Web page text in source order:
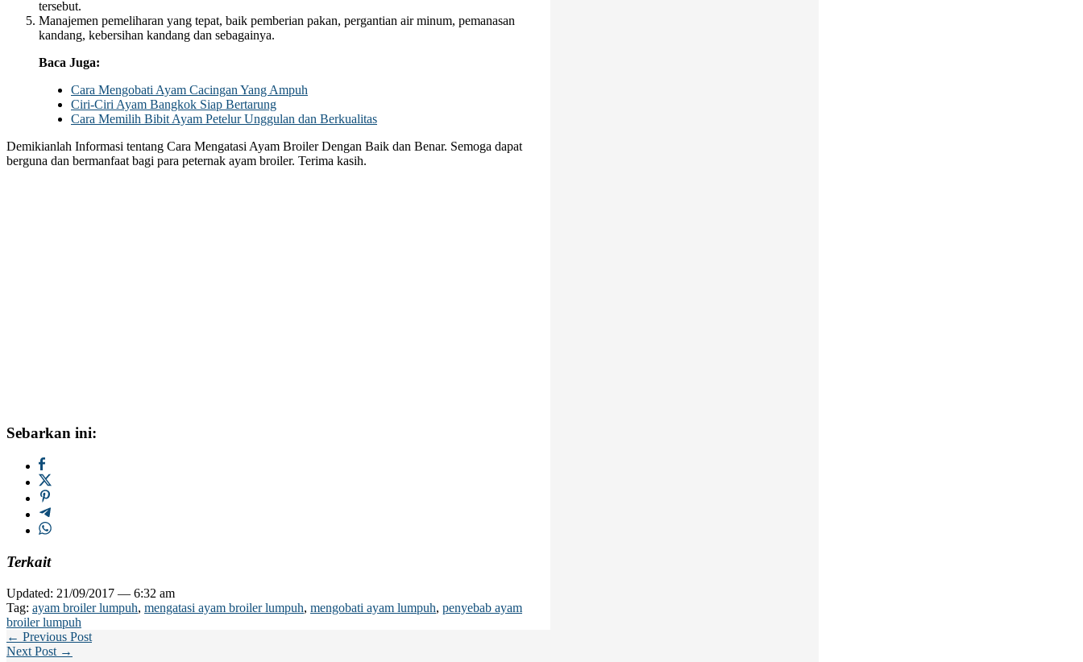
tersebut.
Manajemen pemeliharan yang tepat, baik pemberian pakan, pergantian air minum, pemanasan
kandang, kebersihan kandang dan sebagainya.
Baca Juga:
Cara Mengobati Ayam Cacingan Yang Ampuh
Ciri-Ciri Ayam Bangkok Siap Bertarung
Cara Memilih Bibit Ayam Petelur Unggulan dan Berkualitas
Demikianlah Informasi tentang Cara Mengatasi Ayam Broiler Dengan Baik dan Benar. Semoga dapat
berguna dan bermanfaat bagi para peternak ayam broiler. Terima kasih.
Sebarkan ini:
Terkait
Updated: 21/09/2017 — 6:32 am
Tag: ayam broiler lumpuh, mengatasi ayam broiler lumpuh, mengobati ayam lumpuh, penyebab ayam
broiler lumpuh
← Previous Post
Next Post →